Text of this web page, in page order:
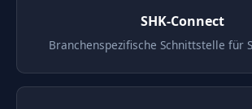
SHK-Connect
Branchenspezifische Schnittstelle für